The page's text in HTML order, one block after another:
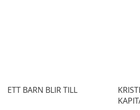
ETT BARN BLIR TILL